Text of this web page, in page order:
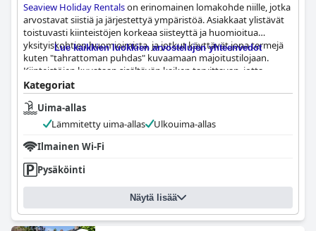
Seaview Holiday Rentalson erinomainen lomakohde niille, jotka
arvostavat siistiä ja järjestettyä ympäristöä. Asiakkaat ylistävät
toistuvasti kiinteistöjen korkeaa siisteyttä ja huomioitua
yksityiskohtien huomioimista, ja jotkut käyttävät jopa termejä
kuten "tahrattoman puhdas" kuvaamaan majoitustilojaan.
Kiinteistöjen kuvataan sisältävän kaiken tarvittavan, jotta
vierailijat tuntevat olonsa mukavaksi ja kotoisaksi oleskelunsa
aikana, ja monet kommentoivat vuokra-asuntojen
mukavuuksia. On selvää, että
kaikkensa varmistaakseen, että vierailla on nautinnollinen ja
rentouttava kokemus.
Lue kaikkien luokkien arvostelujen yhteenvedot
Kategoriat
Uima-allas
Lämmitetty uima-allas
Ulkouima-allas
Ilmainen Wi-Fi
Pysäköinti
Näytä lisää